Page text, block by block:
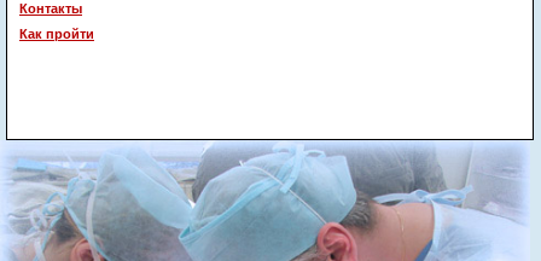
Контакты
Как пройти